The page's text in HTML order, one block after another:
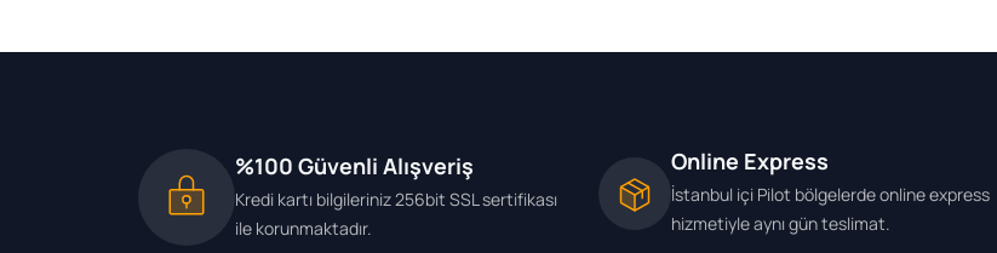
%100 Güvenli Alışveriş
Kredi kartı bilgileriniz 256bit SSL sertifikası
ile korunmaktadır.
Online Express
İstanbul içi Pilot bölgelerde online express
hizmetiyle aynı gün teslimat.